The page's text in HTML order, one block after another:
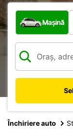
Ce tip de
Mașină
Închiriere auto